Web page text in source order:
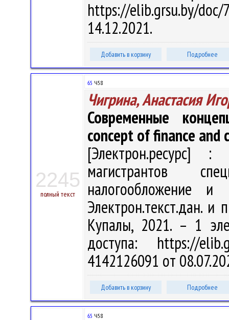
https://elib.grsu.by/
14.12.2021.
Добавить в корзину Подробнее
2245
полный текст
65 Ч58
Чигрина, Анастасия
Современные
concept of finance and
[Электрон.ресурс] :
магистрантов
Электрон.текст.дан.
Купалы, 2021. – 1
доступа: https://
4142126091 от
Добавить в корзину Подробнее
65 Ч58